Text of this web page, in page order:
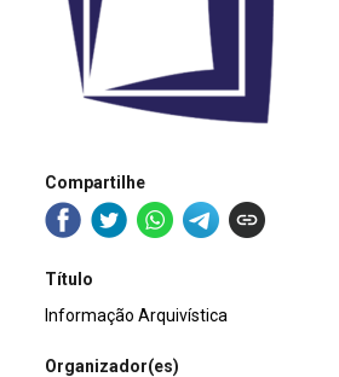
Compartilhe
Título
Informação Arquivística
Organizador(es)